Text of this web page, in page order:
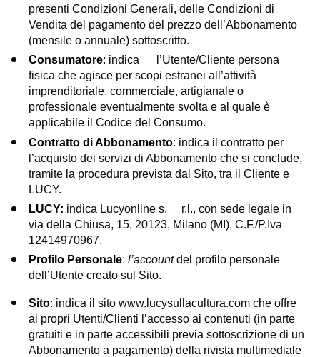
presenti Condizioni Generali, delle Condizioni di
Vendita del pagamento del prezzo dell’Abbonamento
(mensile o annuale) sottoscritto.
Consumatore: indica l’Utente/Cliente persona
fisica che agisce per scopi estranei all’attività
imprenditoriale, commerciale, artigianale o
professionale eventualmente svolta e al quale è
applicabile il Codice del Consumo.
Contratto di Abbonamento: indica il contratto per
l’acquisto dei servizi di Abbonamento che si conclude,
tramite la procedura prevista dal Sito, tra il Cliente e
LUCY.
LUCY: indica Lucyonline s. r.l., con sede legale in
via della Chiusa, 15, 20123, Milano (MI), C.F./P.Iva
12414970967.
Profilo Personale:l’accountdel profilo personale
dell’Utente creato sul Sito.
Sito: indica il sito www.lucysullacultura.com che offre
ai propri Utenti/Clienti l’accesso ai contenuti (in parte
gratuiti e in parte accessibili previa sottoscrizione di un
Abbonamento a pagamento) della rivista multimediale